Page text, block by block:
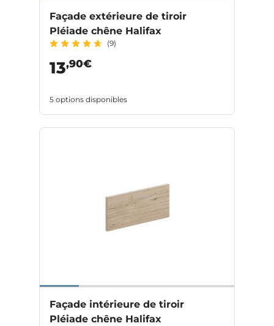
Façade extérieure de tiroir
Pléiade chêne Halifax
(9)
13,90€
5 options disponibles
Façade intérieure de tiroir
Pléiade chêne Halifax